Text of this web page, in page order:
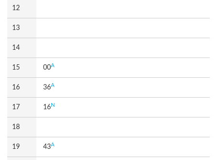
12
13
14
15 00A
16 36A
17 16 N
18
19 43A